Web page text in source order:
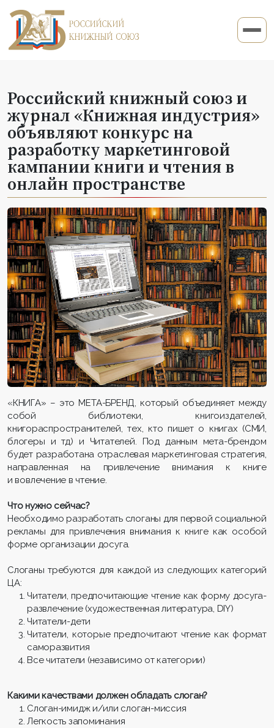
Российский книжный союз и
журнал «Книжная индустрия»
объявляют конкурс на
разработку маркетинговой
кампании книги и чтения в
онлайн пространстве
«КНИГА» – это МЕТА-БРЕНД, который объединяет между
собой библиотеки, книгоиздателей,
книгораспространителей, тех, кто пишет о книгах (СМИ,
блогеры и тд) и Читателей. Под данным мета-брендом
будет разработана отраслевая маркетинговая стратегия,
направленная на привлечение внимания к книге
и вовлечение в чтение.
Что нужно сейчас?
Необходимо разработать слоганы для первой социальной
рекламы для привлечения внимания к книге как особой
форме организации досуга.
Слоганы требуются для каждой из следующих категорий
ЦА:
Читатели, предпочитающие чтение как форму досуга-
развлечение (художественная литература, DIY)
Читатели-дети
Читатели, которые предпочитают чтение как формат
саморазвития
Все читатели (независимо от категории)
Какими качествами должен обладать слоган?
Слоган-имидж и/или слоган-миссия
Легкость запоминания